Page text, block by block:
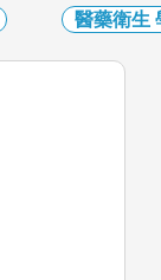
醫藥衛生